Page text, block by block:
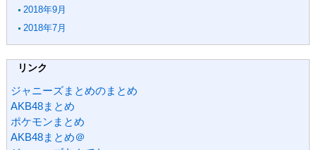
2018年9月
2018年7月
リンク
ジャニーズまとめのまとめ
AKB48まとめ
ポケモンまとめ
AKB48まとめ＠